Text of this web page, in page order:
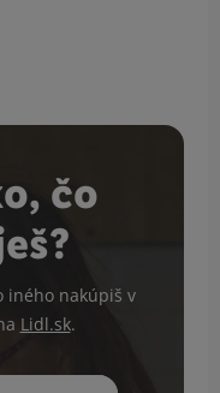
čo
iného nakúpiš v
Lidl.sk.